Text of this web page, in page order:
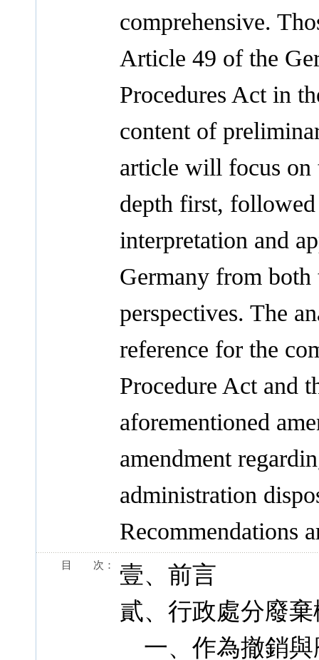
comprehensive.
Article 49 of the
Procedures Act in
content of
article will focus on
depth first,
interpretation and
Germany from both
perspectives. The
reference for the
Procedure Act and
aforementioned
amendment
administration
Recommendations
目 次：
壹、前言
貳、行政處分廢
一、作為撤銷與